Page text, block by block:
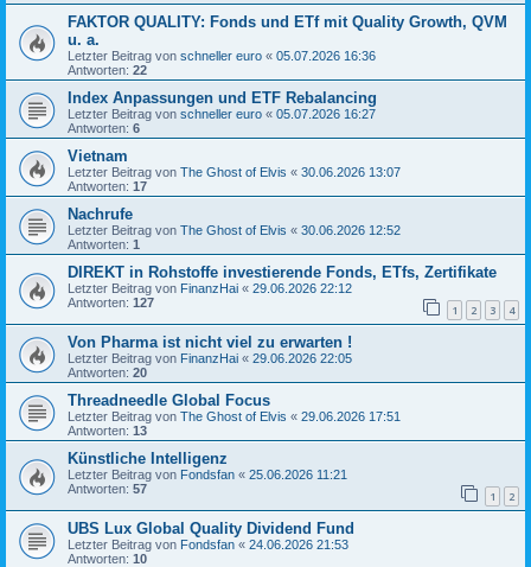
FAKTOR QUALITY: Fonds und ETf mit Quality Growth, QVM
u. a.
Letzter Beitrag von schneller euro « 05.07.2026 16:36
Antworten: 22
Index Anpassungen und ETF Rebalancing
Letzter Beitrag von schneller euro « 05.07.2026 16:27
Antworten: 6
Vietnam
Letzter Beitrag von The Ghost of Elvis « 30.06.2026 13:07
Antworten: 17
Nachrufe
Letzter Beitrag von The Ghost of Elvis « 30.06.2026 12:52
Antworten: 1
DIREKT in Rohstoffe investierende Fonds, ETfs, Zertifikate
Letzter Beitrag von FinanzHai « 29.06.2026 22:12
Antworten: 127 1 2 3 4
Von Pharma ist nicht viel zu erwarten !
Letzter Beitrag von FinanzHai « 29.06.2026 22:05
Antworten: 20
Threadneedle Global Focus
Letzter Beitrag von The Ghost of Elvis « 29.06.2026 17:51
Antworten: 13
Künstliche Intelligenz
Letzter Beitrag von Fondsfan « 25.06.2026 11:21
Antworten: 57 1 2
UBS Lux Global Quality Dividend Fund
Letzter Beitrag von Fondsfan « 24.06.2026 21:53
Antworten: 10